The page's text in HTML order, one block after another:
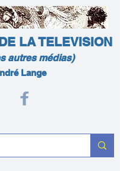
LA TELEVISION
autres médias)
Lange